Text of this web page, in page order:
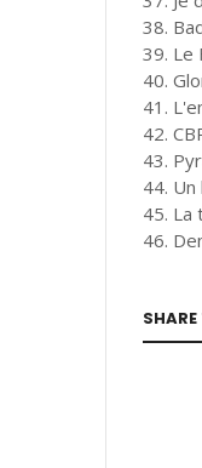
38.
39. Le
40.
41.
42.
43.
44.
45. La
46.